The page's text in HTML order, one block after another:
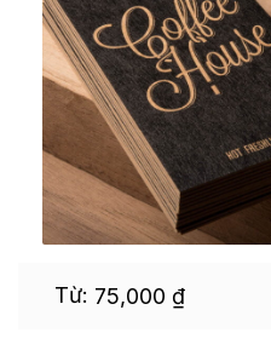
Từ: 75,000 ₫